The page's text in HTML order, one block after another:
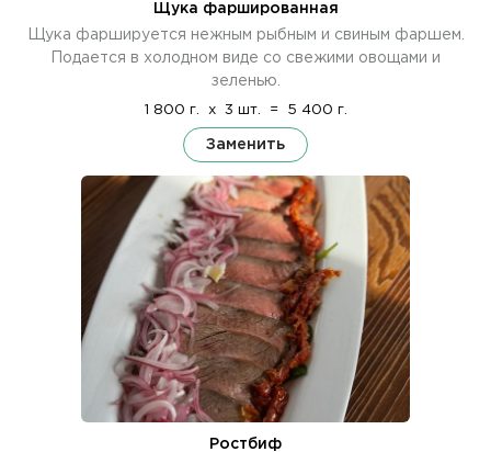
Щука фаршированная
Щука фаршируется нежным рыбным и свиным фаршем.
Подается в холодном виде со свежими овощами и
зеленью.
1 800 г. x 3 шт. = 5 400 г.
Заменить
Ростбиф